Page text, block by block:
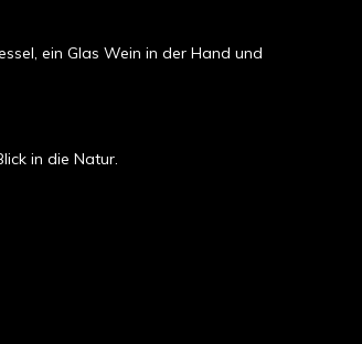
ein Glas Wein in der Hand und
in die Natur.